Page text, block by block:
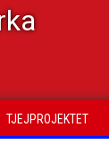
TJEJPROJEKTET